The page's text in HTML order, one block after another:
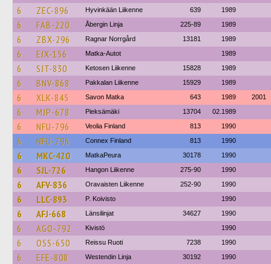
6
ZEC-896 Hyvinkään Liikenne 639 1989
6 FAB-220 Åbergin Linja 225-89 1989
6 ZBX-296 Ragnar Norrgård 13181 1989
6 EJX-156 Matka-Autot 1989
6 SJT-830 Ketosen Liikenne 15828 1989
6 BNV-868 Pakkalan Liikenne 15929 1989
6 XLK-845 Savon Matka 643 1989 2001
6 MJP-678 Pieksämäki 13704 02.1989
6 NFU-796 Veolia Finland 813 1990
6 NFU-796 Connex Finland 813 1990
6 MKC-420 MatkaPeura 30178 1990
6 SJL-726 Hangon Liikenne 275-90 1990
6 AFV-836 Oravaisten Liikenne 252-90 1990
6 LLC-893 P. Koivisto 1990
6 AFJ-668 Länsilinjat 34627 1990
6 AGO-792 Kivistö 1990
6 OSS-650 Reissu Ruoti 7238 1990
6 EFE-808 Westendin Linja 30192 1990